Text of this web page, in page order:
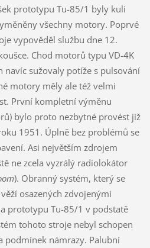
prototypu Tu-85/1 byly kuli
všechny motory. Poprvé
vypověděl službu dne 12.
Chod motorů typu VD-4K
navíc sužovaly potíže s pulsování
motory měly ale též velmi
První kompletní výměnu
bylo proto nezbytné provést již
1951. Úplně bez problémů se
Asi největším zdrojem
ne zcela vyzrálý radiolokátor
). Obranný systém, který se
osazených zdvojenými
prototypu Tu-85/1 v podstatě
tohoto stroje nebyl schopen
podmínek námrazy. Palubní